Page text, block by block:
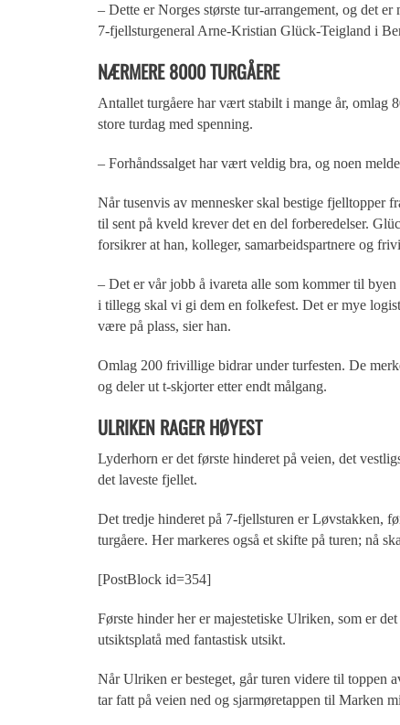
– Dette er Norges største tur-arrangement, og det
7-fjellsturgeneral Arne-Kristian Glück-Teigland i
NÆRMERE 8000 TURGÅERE
Antallet turgåere har vært stabilt i mange år, omlag
store turdag med spenning.
– Forhåndssalget har vært veldig bra, og noen
Når tusenvis av mennesker skal bestige fjelltopper
til sent på kveld krever det en del forberedelser.
forsikrer at han, kolleger, samarbeidspartnere og
– Det er vår jobb å ivareta alle som kommer til byen
i tillegg skal vi gi dem en folkefest. Det er mye
være på plass, sier han.
Omlag 200 frivillige bidrar under turfesten. De
og deler ut t-skjorter etter endt målgang.
ULRIKEN RAGER HØYEST
Lyderhorn er det første hinderet på veien, det
det laveste fjellet.
Det tredje hinderet på 7-fjellsturen er Løvstakken,
turgåere. Her markeres også et skifte på turen; nå
[PostBlock id=354]
Første hinder her er majestetiske Ulriken, som er
utsiktsplatå med fantastisk utsikt.
Når Ulriken er besteget, går turen videre til toppen
tar fatt på veien ned og sjarmøretappen til Marken